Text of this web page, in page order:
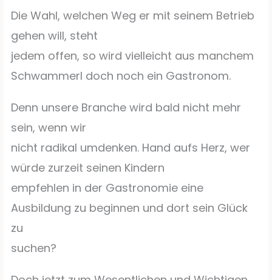
Die Wahl, welchen Weg er mit seinem Betrieb
gehen will, steht
jedem offen, so wird vielleicht aus manchem
Schwammerl doch noch ein Gastronom.
Denn unsere Branche wird bald nicht mehr
sein, wenn wir
nicht radikal umdenken. Hand aufs Herz, wer
würde zurzeit seinen Kindern
empfehlen in der Gastronomie eine
Ausbildung zu beginnen und dort sein Glück
zu
suchen?